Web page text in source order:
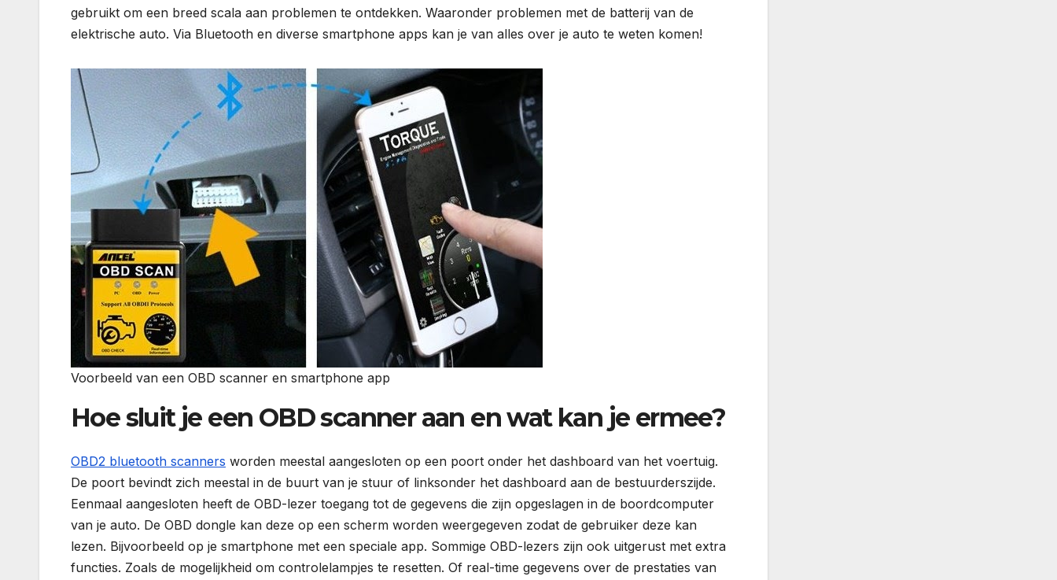
gebruikt om een breed scala aan problemen te ontdekken. Waaronder problemen met de batterij van de
elektrische auto. Via Bluetooth en diverse smartphone apps kan je van alles over je auto te weten komen!
Voorbeeld van een OBD scanner en smartphone app
Hoe sluit je een OBD scanner aan en wat kan je ermee?
OBD2 bluetooth scanners worden meestal aangesloten op een poort onder het dashboard van het voertuig.
De poort bevindt zich meestal in de buurt van je stuur of linksonder het dashboard aan de bestuurderszijde.
Eenmaal aangesloten heeft de OBD-lezer toegang tot de gegevens die zijn opgeslagen in de boordcomputer
van je auto. De OBD dongle kan deze op een scherm worden weergegeven zodat de gebruiker deze kan
lezen. Bijvoorbeeld op je smartphone met een speciale app. Sommige OBD-lezers zijn ook uitgerust met extra
functies. Zoals de mogelijkheid om controlelampjes te resetten. Of real-time gegevens over de prestaties van